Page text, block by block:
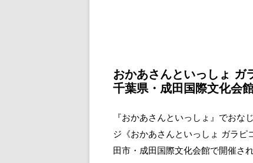
おかあさんといっしょ ガ
千葉県・成田国際文化会
『おかあさんといっしょ』でおな
ジ《おかあさんといっしょ ガラピ
田市・成田国際文化会館で開催され